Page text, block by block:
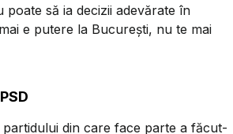
să ia decizii adevărate în
e putere la București, nu te mai
din care face parte a făcut-